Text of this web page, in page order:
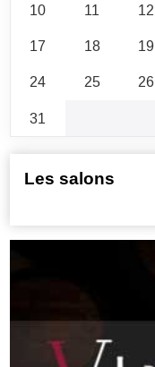
10
11 12
17
18 19
24
25 26
31
Les salons